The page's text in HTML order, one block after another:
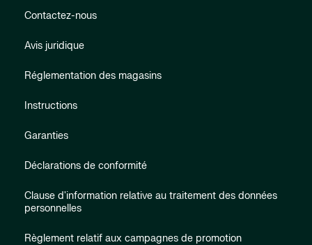
Contactez-nous
Avis juridique
Réglementation des magasins
Instructions
Garanties
Déclarations de conformité
Clause d'information relative au traitement des données
personnelles
Règlement relatif aux campagnes de promotion